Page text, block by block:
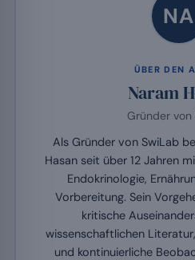
NA
ÜBER DEN
Naram
Gründer von
Als Gründer von SwiLab
Hasan seit über 12 Jahren
Endokrinologie,
Vorbereitung. Sein
kritische
wissenschaftlichen
und kontinuierliche